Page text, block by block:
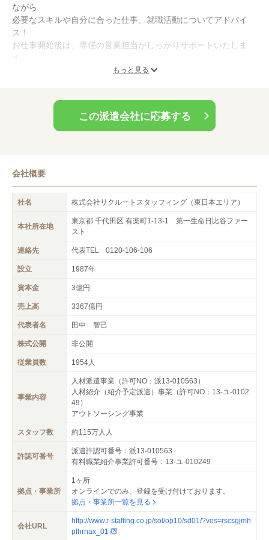
の上「正社員・契約社員」になる紹介予定派遣のお仕事も多数ご
用意！派遣期間中に職場や仕事を理解し、その企業が自分と合う
かを実際に経験してから判断できるというメリットがあります。
応募書類作成のアドバイスなど、就業開始⇒社員化までをお手伝
ながら
必要なスキルや自分に合った仕事、就職活動についてアドバイ
ス！
お仕事開始後は、専任の営業担当がしっかりサポートいたしま
就業中に便利なアプリもあります！
もっと見る
この派遣会社に応募する
会社概要
社名 株式会社リクルートスタッフィング（東日本エリア）
本社所在地
東京都 千代田区 有楽町1-13-1 第一生命日比谷ファー
スト
連絡先 代表TEL 0120-106-106
設立 1987年
資本金 3億円
売上高 3367億円
代表者名 田中 智己
株式公開 非公開
従業員数 1954人
事業内容
人材派遣事業（許可NO：派13-010563）
人材紹介（紹介予定派遣）事業（許可NO：13-ユ-0102
49）
アウトソーシング事業
スタッフ数 約115万人人
許認可番号
派遣許認可番号：派13-010563
有料職業紹介事業許可番号：13-ユ-010249
拠点・事業所
1ヶ所
オンラインでのみ、登録を受け付けております。
拠点・事業所一覧を見る
会社URL
http://www.r-staffing.co.jp/sol/op10/sd01/?vos=rscsgjmh
plhrnax_01